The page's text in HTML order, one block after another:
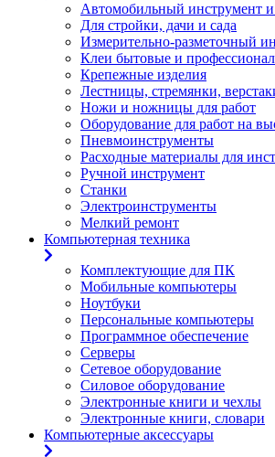
Автомобильный инструмент и
Для стройки, дачи и сада
Измерительно-разметочный
Клеи бытовые и
Крепежные изделия
Лестницы, стремянки,
Ножи и ножницы для работ
Оборудование для работ на
Пневмоинструменты
Расходные материалы для
Ручной инструмент
Станки
Электроинструменты
Мелкий ремонт
Компьютерная техника
Комплектующие для ПК
Мобильные компьютеры
Ноутбуки
Персональные компьютеры
Программное обеспечение
Серверы
Сетевое оборудование
Силовое оборудование
Электронные книги и чехлы
Электронные книги, словари
Компьютерные аксессуары